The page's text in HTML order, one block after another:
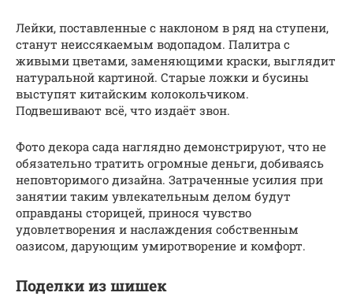
Лейки, поставленные с наклоном в ряд на ступени,
станут неиссякаемым водопадом. Палитра с
живыми цветами, заменяющими краски, выглядит
натуральной картиной. Старые ложки и бусины
выступят китайским колокольчиком.
Подвешивают всё, что издаёт звон.
Фото декора сада наглядно демонстрируют, что не
обязательно тратить огромные деньги, добиваясь
неповторимого дизайна. Затраченные усилия при
занятии таким увлекательным делом будут
оправданы сторицей, принося чувство
удовлетворения и наслаждения собственным
оазисом, дарующим умиротворение и комфорт.
Поделки из шишек